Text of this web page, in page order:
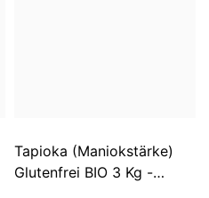
Tapioka (Maniokstärke)
Glutenfrei BIO 3 Kg -